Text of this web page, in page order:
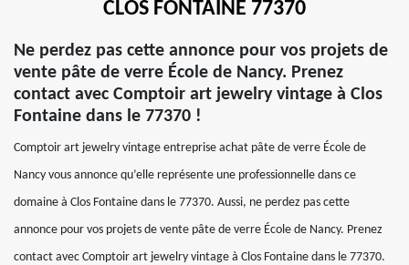
CLOS FONTAINE 77370
Ne perdez pas cette annonce pour vos projets de
vente pâte de verre École de Nancy. Prenez
contact avec Comptoir art jewelry vintage à Clos
Fontaine dans le 77370 !
Comptoir art jewelry vintage entreprise achat pâte de verre École de
Nancy vous annonce qu’elle représente une professionnelle dans ce
domaine à Clos Fontaine dans le 77370. Aussi, ne perdez pas cette
annonce pour vos projets de vente pâte de verre École de Nancy. Prenez
contact avec Comptoir art jewelry vintage à Clos Fontaine dans le 77370.